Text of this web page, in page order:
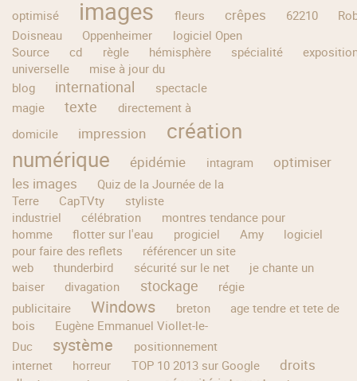
optimisé
images fleurs crêpes 62210
Doisneau
Oppenheimer
logiciel Open
Source
cd règle hémisphère spécialité
universelle
mise à jour du
blog
international
spectacle
magie
texte
directement à
domicile
impression
création
numérique
épidémie intagram
optimiser
les images
Quiz de la Journée de la
Terre
CapTVty
styliste
industriel
célébration
montres tendance pour
homme
flotter sur l'eau progiciel Amy
logiciel
pour faire des reflets
référencer un site
web
thunderbird sécurité sur le net
je chante un
baiser
divagation stockage
régie
publicitaire
Windows breton
age tendre et tete de
bois
Eugène Emmanuel Viollet-le-
Duc
système
positionnement
internet
horreur TOP 10 2013 sur Google
droits